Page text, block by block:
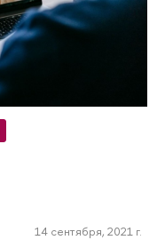
14 сентября, 2021 г.